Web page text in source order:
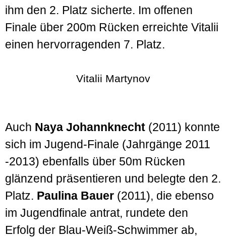
ihm den 2. Platz sicherte. Im offenen
Finale über 200m Rücken erreichte Vitalii
einen hervorragenden 7. Platz.
Vitalii Martynov
Auch Naya Johannknecht (2011) konnte
sich im Jugend-Finale (Jahrgänge 2011
-2013) ebenfalls über 50m Rücken
glänzend präsentieren und belegte den 2.
Platz. Paulina Bauer (2011), die ebenso
im Jugendfinale antrat, rundete den
Erfolg der Blau-Weiß-Schwimmer ab,